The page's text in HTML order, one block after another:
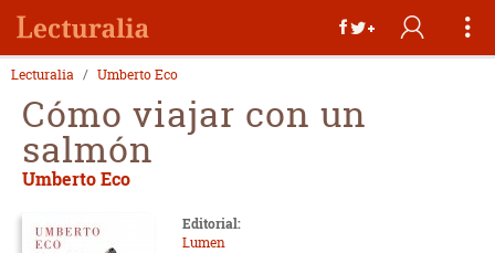
Lecturalia Umberto Eco
Cómo viajar con un
salmón
Umberto Eco
Editorial:
Lumen